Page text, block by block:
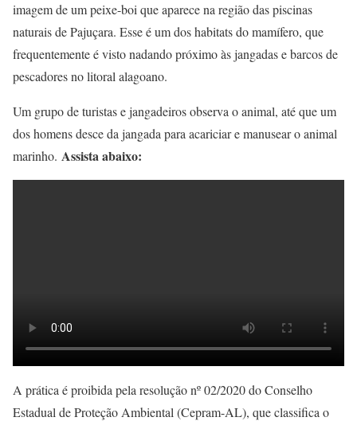
imagem de um peixe-boi que aparece na região das piscinas
naturais de Pajuçara. Esse é um dos habitats do mamífero, que
frequentemente é visto nadando próximo às jangadas e barcos de
pescadores no litoral alagoano.
Um grupo de turistas e jangadeiros observa o animal, até que um
dos homens desce da jangada para acariciar e manusear o animal
marinho. Assista abaixo:
A prática é proibida pela resolução nº 02/2020 do Conselho
Estadual de Proteção Ambiental (Cepram-AL), que classifica o